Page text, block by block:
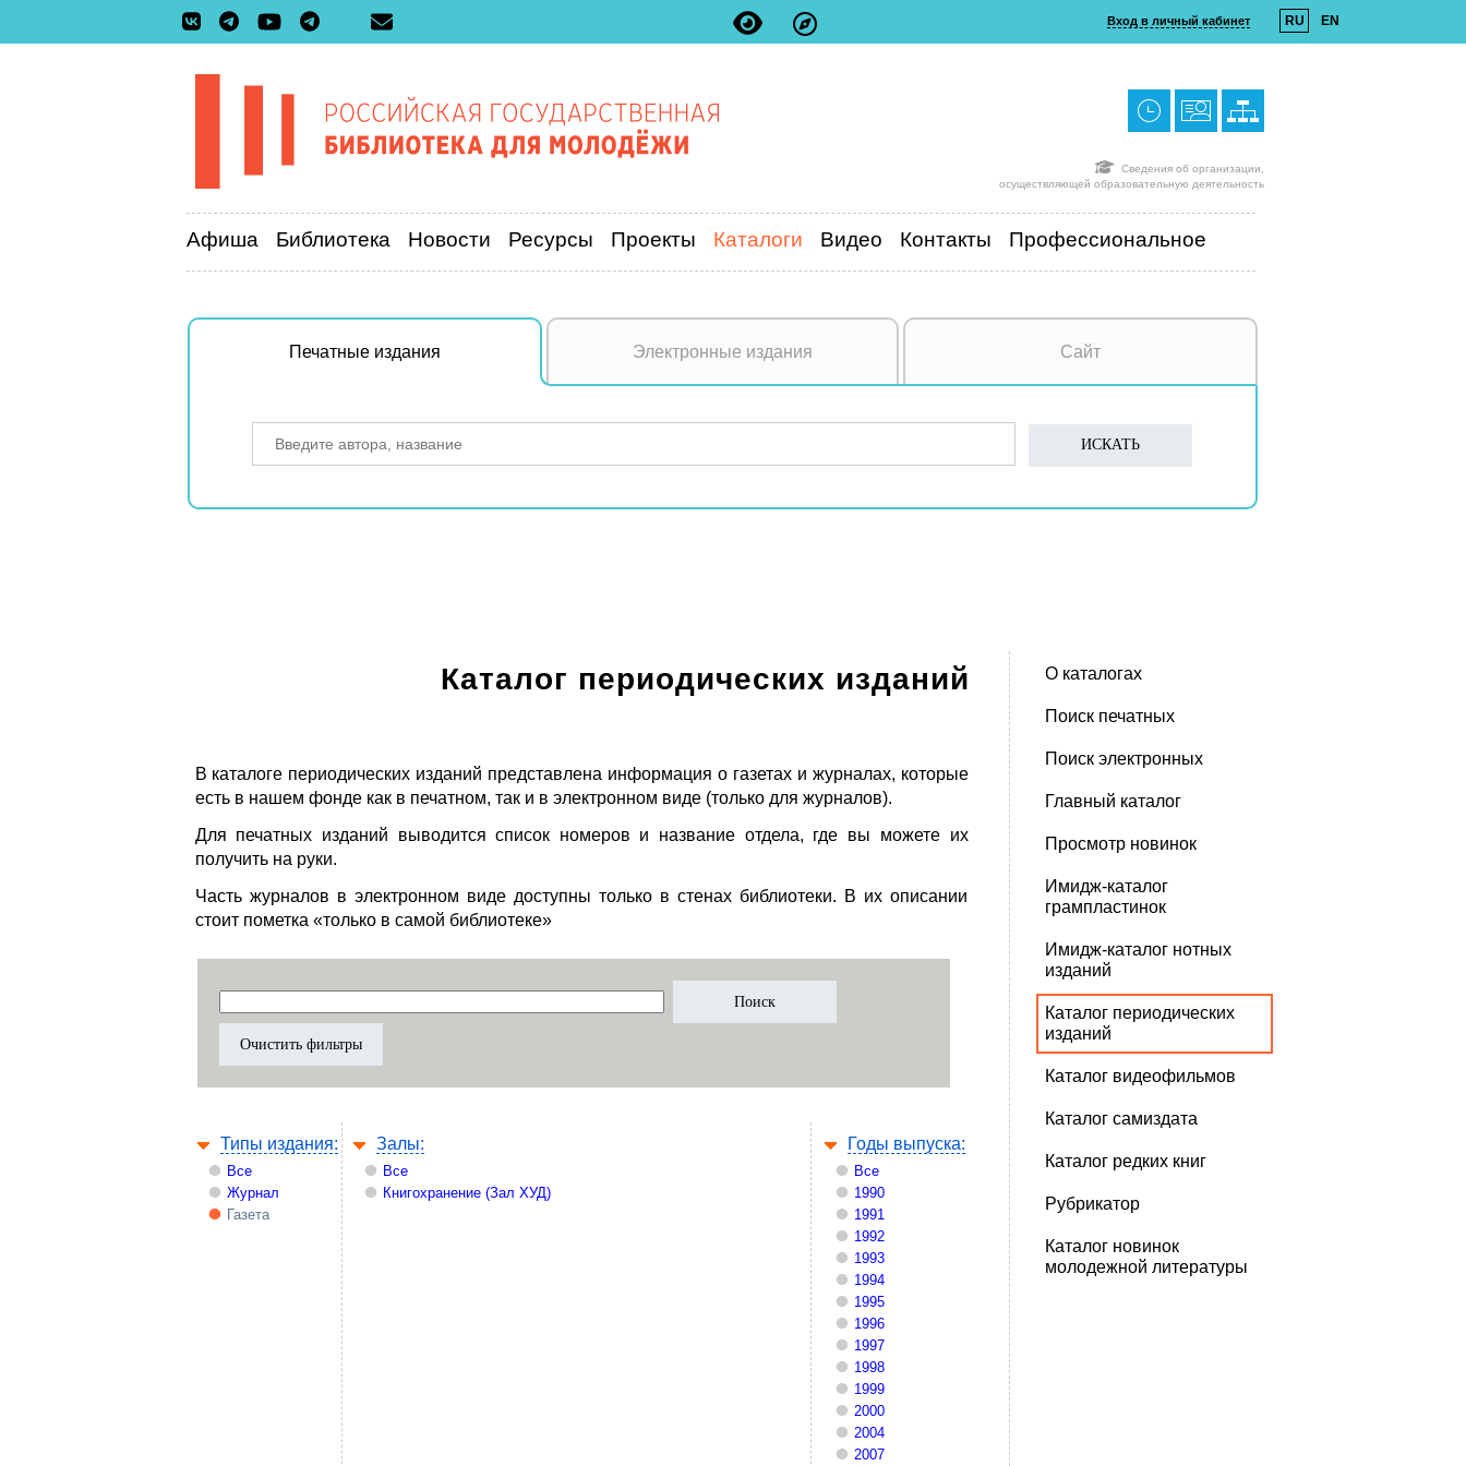
Вход в личный кабинет RU EN
Сведения об организации,
осуществляющей образовательную деятельность
Афиша Библиотека Новости Ресурсы Проекты Каталоги Видео Контакты Профессиональное
Печатные издания Электронные издания Сайт
Каталог периодических изданий
В каталоге периодических изданий представлена информация о газетах и журналах, которые
есть в нашем фонде как в печатном, так и в электронном виде (только для журналов).
Для печатных изданий выводится список номеров и название отдела, где вы можете их
получить на руки.
Часть журналов в электронном виде доступны только в стенах библиотеки. В их описании
стоит пометка «только в самой библиотеке»
Типы издания:
Все
Журнал
Газета
Залы:
Все
Книгохранение (Зал ХУД)
Годы выпуска:
Все
1990
1991
1992
1993
1994
1995
1996
1997
1998
1999
2000
2004
2007
О каталогах
Поиск печатных
Поиск электронных
Главный каталог
Просмотр новинок
Имидж-каталог
грампластинок
Имидж-каталог нотных
изданий
Каталог периодических
изданий
Каталог видеофильмов
Каталог самиздата
Каталог редких книг
Рубрикатор
Каталог новинок
молодежной литературы